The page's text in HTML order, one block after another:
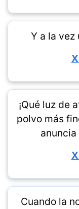
Y a la vez
¡Qué luz de
polvo más
Cuando la